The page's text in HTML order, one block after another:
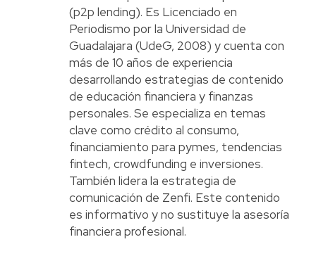
(p2p lending). Es Licenciado en
Periodismo por la Universidad de
Guadalajara (UdeG, 2008) y cuenta con
más de 10 años de experiencia
desarrollando estrategias de contenido
de educación financiera y finanzas
personales. Se especializa en temas
clave como crédito al consumo,
financiamiento para pymes, tendencias
fintech, crowdfunding e inversiones.
También lidera la estrategia de
comunicación de Zenfi. Este contenido
es informativo y no sustituye la asesoría
financiera profesional.